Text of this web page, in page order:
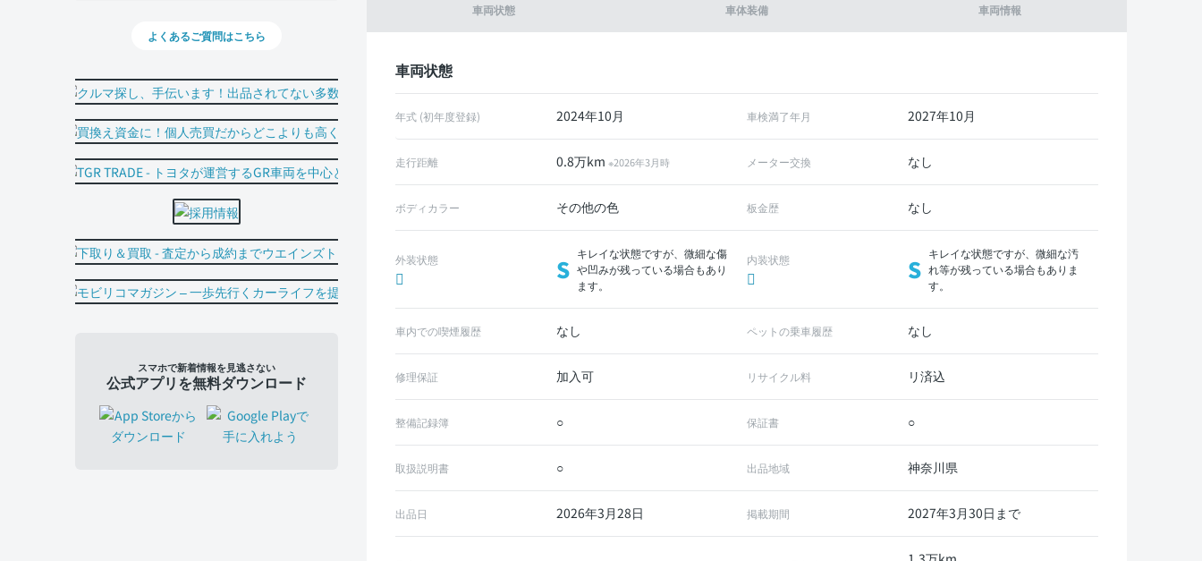
車両状態 車体装備 車両情報
車両状態
年式 (初年度登録) 2024年10月 車検満了年月 2027年10月
走行距離 0.8万km ※2026年3月時 メーター交換 なし
ボディカラー その他の色 板金歴 なし
外装状態 S
キレイな状態ですが、微細な傷
や凹みが残っている場合もあり
ます。
内装状態 S
キレイな状態ですが、微細な汚
れ等が残っている場合もありま
す。
車内での喫煙履歴 なし ペットの乗車履歴 なし
修理保証 加入可 リサイクル料 リ済込
整備記録簿 ○ 保証書 ○
取扱説明書 ○ 出品地域 神奈川県
出品日 2026年3月28日 掲載期間 2027年3月30日まで
よくあるご質問はこちら
スマホで新着情報を見逃さない
公式アプリを無料ダウンロード